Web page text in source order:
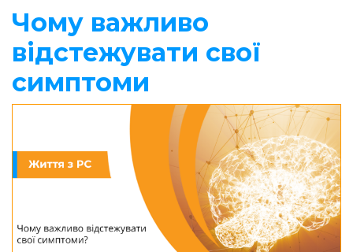
Чому важливо
відстежувати свої
симптоми